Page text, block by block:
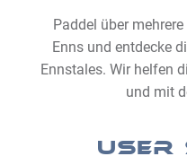
Paddel über
Enns und entdecke
Ennstales. Wir helfen
und mit
USER